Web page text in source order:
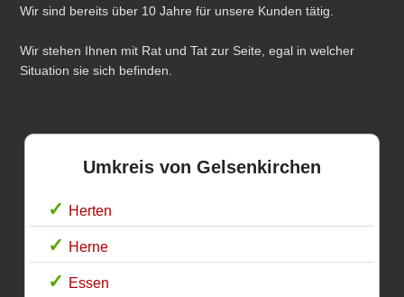
Wir sind bereits über 10 Jahre für unsere Kunden tätig.
Wir stehen Ihnen mit Rat und Tat zur Seite, egal in welcher
Situation sie sich befinden.
Umkreis von Gelsenkirchen
Herten
Herne
Essen